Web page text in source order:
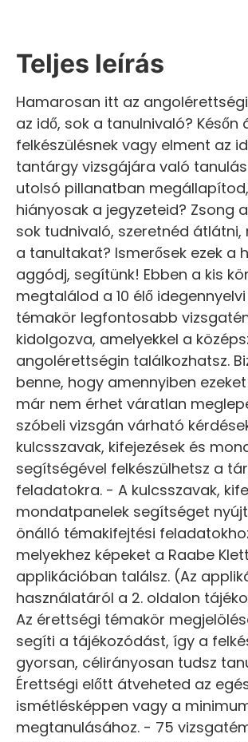
Teljes leírás
Hamarosan itt az
az idő, sok a tanulnivaló? Későn
felkészülésnek vagy elment az
tantárgy vizsgájára való
utolsó pillanatban
hiányosak a jegyzeteid? Zsong
sok tudnivaló, szeretnéd átlátni,
a tanultakat? Ismerősek ezek a
aggódj, segítünk! Ebben a kis
megtalálod a 10 élő
témakör legfontosabb
kidolgozva, amelyekkel a
angolérettségin találkozhatsz.
benne, hogy amennyiben
már nem érhet váratlan
szóbeli vizsgán várható
kulcsszavak, kifejezések és
segítségével felkészülhetsz a
feladatokra. - A kulcsszavak,
mondatpanelek segítséget
önálló témakifejtési
melyekhez képeket a Raabe Klett
applikációban találsz. (Az
használatáról a 2. oldalon
Az érettségi témakör
segíti a tájékozódást, így a
gyorsan, célirányosan tudsz
Érettségi előtt átveheted az
ismétlésképpen vagy a
megtanulásához. - 75